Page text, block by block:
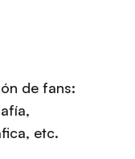
de fans:
etc.